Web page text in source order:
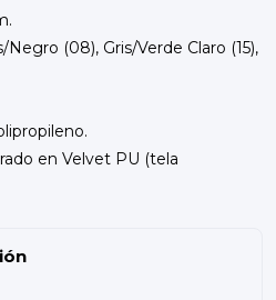
Negro (08), Gris/Verde Claro (15),
en Velvet PU (tela